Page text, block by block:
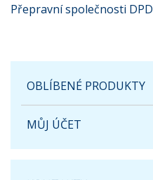
Přepravní společnosti DPD
OBLÍBENÉ PRODUKTY
MŮJ ÚČET